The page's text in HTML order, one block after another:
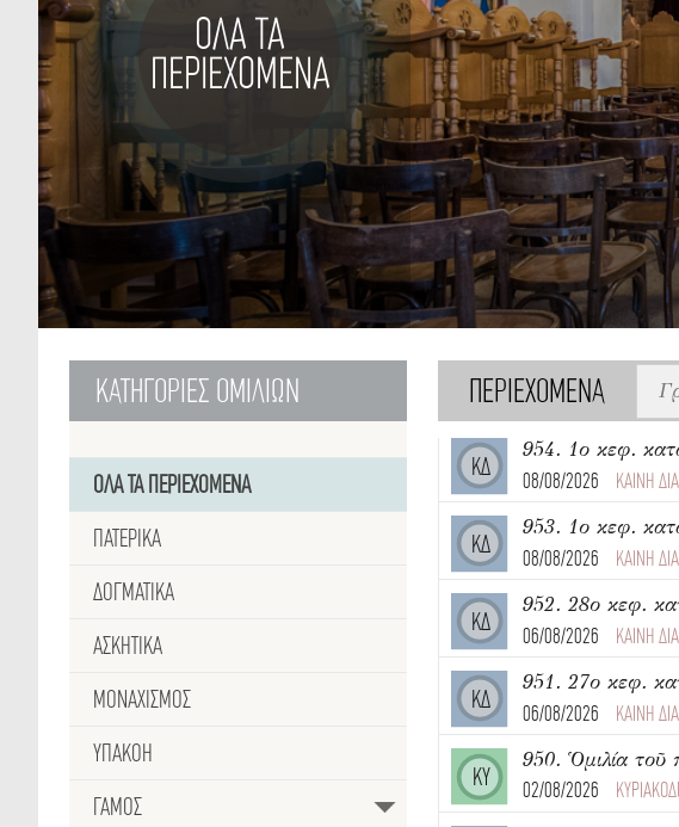
ΟΛΑ ΤΑ
ΠΕΡΙΕΧΟΜΕΝΑ
ΚΑΤΗΓΟΡΙΕΣ ΟΜΙΛΙΩΝ
ΟΛΑ ΤΑ ΠΕΡΙΕΧΟΜΕΝΑ
ΠΑΤΕΡΙΚΑ
ΔΟΓΜΑΤΙΚΑ
ΑΣΚΗΤΙΚΑ
ΜΟΝΑΧΙΣΜΟΣ
ΥΠΑΚΟΗ
ΓΑΜΟΣ
ΠΕΡΙΕΧΟΜΕΝΑ
ΚΔ
954. 1ο κεφ.
08/08/2026
ΚΑΙΝΗ
ΚΔ
953. 1ο κεφ.
08/08/2026
ΚΑΙΝΗ
ΚΔ
952. 28ο κεφ.
06/08/2026
ΚΑΙΝΗ
ΚΔ
951. 27ο κεφ.
06/08/2026
ΚΑΙΝΗ
ΚΥ
02/08/2026